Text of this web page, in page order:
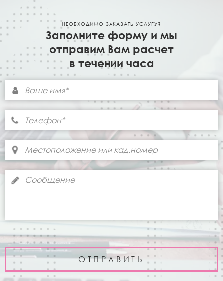
НЕОБХОДИМО ЗАКАЗАТЬ УСЛУГУ?
Заполните форму и мы
отправим Вам расчет
в течении часа